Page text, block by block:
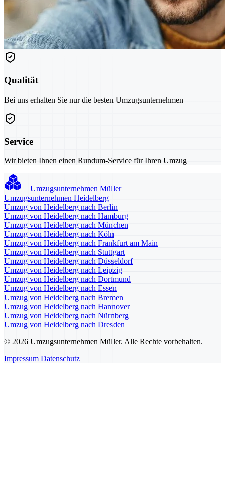
Qualität
Bei uns erhalten Sie nur die besten Umzugsunternehmen
Service
Wir bieten Ihnen einen Rundum-Service für Ihren Umzug
Umzugsunternehmen Müller
Umzugsunternehmen Heidelberg
Umzug von Heidelberg nach Berlin
Umzug von Heidelberg nach Hamburg
Umzug von Heidelberg nach München
Umzug von Heidelberg nach Köln
Umzug von Heidelberg nach Frankfurt am Main
Umzug von Heidelberg nach Stuttgart
Umzug von Heidelberg nach Düsseldorf
Umzug von Heidelberg nach Leipzig
Umzug von Heidelberg nach Dortmund
Umzug von Heidelberg nach Essen
Umzug von Heidelberg nach Bremen
Umzug von Heidelberg nach Hannover
Umzug von Heidelberg nach Nürnberg
Umzug von Heidelberg nach Dresden
© 2026 Umzugsunternehmen Müller. Alle Rechte vorbehalten.
Impressum Datenschutz